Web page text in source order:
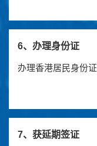
6、办理身份证
办理香港居民身份证
7、获延期签证